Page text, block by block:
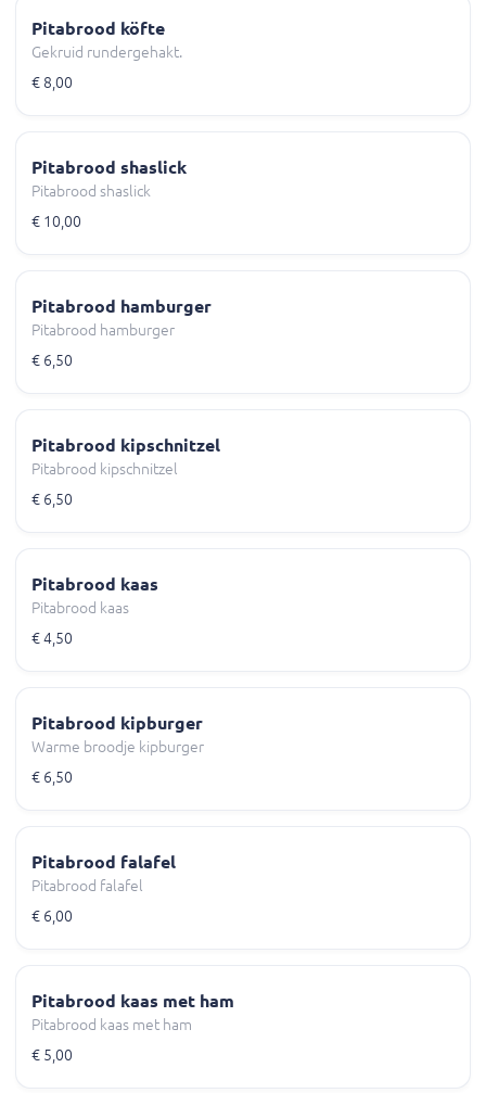
Pitabrood köfte
Gekruid rundergehakt.
€ 8,00
Pitabrood shaslick
Pitabrood shaslick
€ 10,00
Pitabrood hamburger
Pitabrood hamburger
€ 6,50
Pitabrood kipschnitzel
Pitabrood kipschnitzel
€ 6,50
Pitabrood kaas
Pitabrood kaas
€ 4,50
Pitabrood kipburger
Warme broodje kipburger
€ 6,50
Pitabrood falafel
Pitabrood falafel
€ 6,00
Pitabrood kaas met ham
Pitabrood kaas met ham
€ 5,00